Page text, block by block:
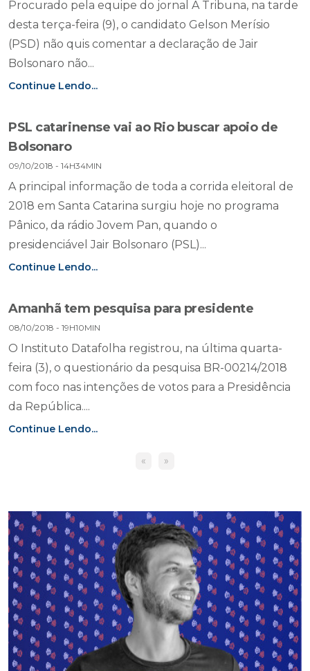
Procurado pela equipe do jornal A Tribuna, na tarde
desta terça-feira (9), o candidato Gelson Merísio
(PSD) não quis comentar a declaração de Jair
Bolsonaro não...
Continue Lendo...
PSL catarinense vai ao Rio buscar apoio de
Bolsonaro
09/10/2018 - 14H34MIN
A principal informação de toda a corrida eleitoral de
2018 em Santa Catarina surgiu hoje no programa
Pânico, da rádio Jovem Pan, quando o
presidenciável Jair Bolsonaro (PSL)...
Continue Lendo...
Amanhã tem pesquisa para presidente
08/10/2018 - 19H10MIN
O Instituto Datafolha registrou, na última quarta-
feira (3), o questionário da pesquisa BR-00214/2018
com foco nas intenções de votos para a Presidência
da República....
Continue Lendo...
« »